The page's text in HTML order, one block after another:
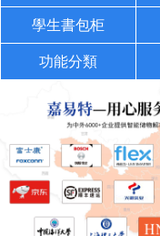
學生書包柜
功能分類